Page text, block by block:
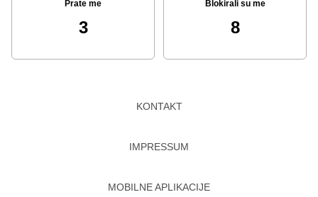
Prate me
3
Blokirali su me
8
KONTAKT
IMPRESSUM
MOBILNE APLIKACIJE